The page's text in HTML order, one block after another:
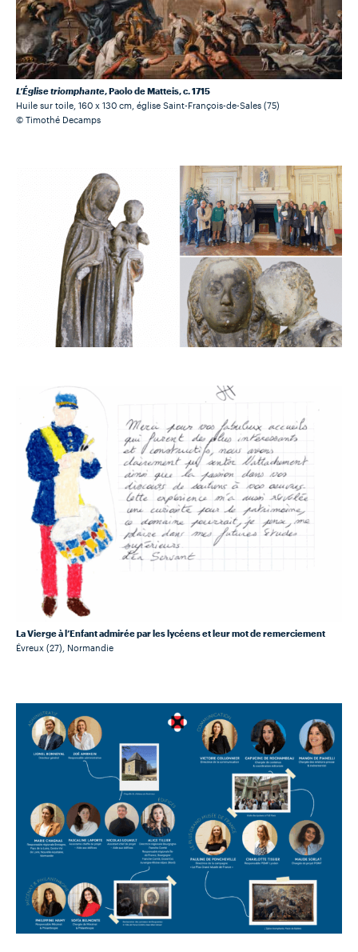
L’Église triomphante, Paolo de Matteis, c. 1715
Huile sur toile, 160 x 130 cm, église Saint-François-de-Sales (75)
© Timothé Decamps
La Vierge à l’Enfant admirée par les lycéens et leur mot de remerciement
Évreux (27), Normandie